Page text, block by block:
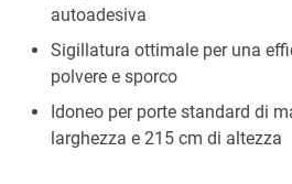
autoadesiva
Sigillatura ottimale per una
polvere e sporco
Idoneo per porte standard di
larghezza e 215 cm di altezza